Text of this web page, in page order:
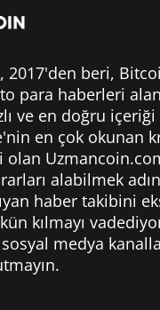
2017'den beri,
para haberleri
ve en doğru içeriği
en çok okunan
olan
alabilmek
haber takibini
kılmayı
sosyal medya